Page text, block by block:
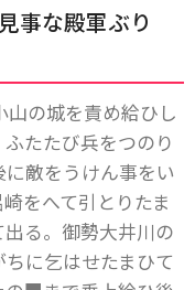
事な殿軍ぶり
の城を責め給ひし
たたび兵をつのり
敵をうけん事をい
をへて引とりたま
る。御勢大井川の
に乞はせたまひて